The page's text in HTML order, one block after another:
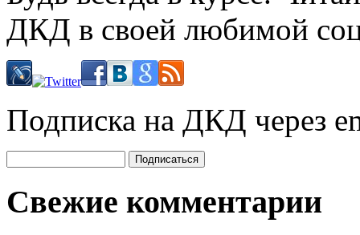
ДКД в своей любимой
Подписка на ДКД через
Свежие комментарии